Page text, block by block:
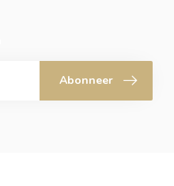
Abonneer